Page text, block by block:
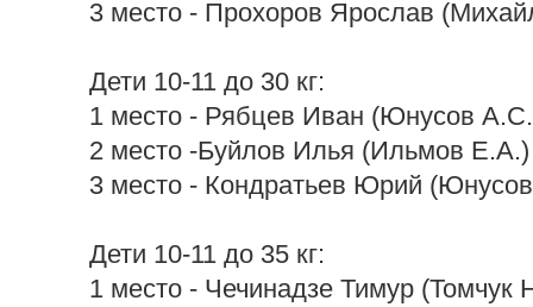
3 место - Прохоров Ярослав
Дети 10-11 до 30 кг:
1 место - Рябцев Иван (Юнусов
2 место -Буйлов Илья (Ильмов Е.А.)
3 место - Кондратьев Юрий
Дети 10-11 до 35 кг:
1 место - Чечинадзе Тимур (Томчук